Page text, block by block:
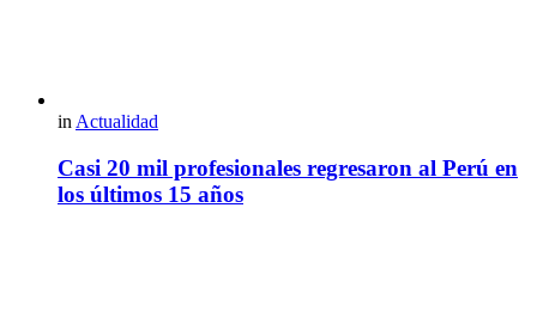
in Actualidad
Casi 20 mil profesionales regresaron al Perú en
los últimos 15 años